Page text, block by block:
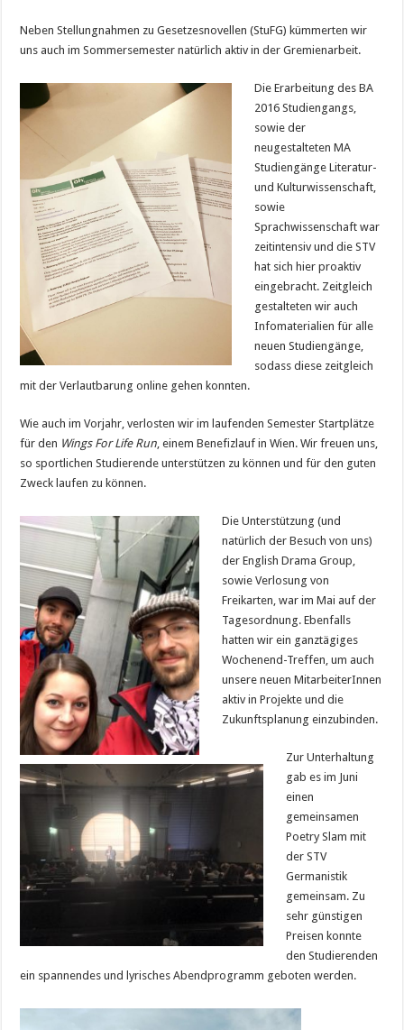
Neben Stellungnahmen zu Gesetzesnovellen (StuFG) kümmerten wir
uns auch im Sommersemester natürlich aktiv in der Gremienarbeit.
Die Erarbeitung des BA
2016 Studiengangs,
sowie der
neugestalteten MA
Studiengänge Literatur-
und Kulturwissenschaft,
sowie
Sprachwissenschaft war
zeitintensiv und die STV
hat sich hier proaktiv
eingebracht. Zeitgleich
gestalteten wir auch
Infomaterialien für alle
neuen Studiengänge,
sodass diese zeitgleich
mit der Verlautbarung online gehen konnten.
Wie auch im Vorjahr, verlosten wir im laufenden Semester Startplätze
für den Wings For Life Run , einem Benefizlauf in Wien. Wir freuen uns,
so sportlichen Studierende unterstützen zu können und für den guten
Zweck laufen zu können.
Die Unterstützung (und
natürlich der Besuch von uns)
der English Drama Group,
sowie Verlosung von
Freikarten, war im Mai auf der
Tagesordnung. Ebenfalls
hatten wir ein ganztägiges
Wochenend-Treffen, um auch
unsere neuen MitarbeiterInnen
aktiv in Projekte und die
Zukunftsplanung einzubinden.
Zur Unterhaltung
gab es im Juni
einen
gemeinsamen
Poetry Slam mit
der STV
Germanistik
gemeinsam. Zu
sehr günstigen
Preisen konnte
den Studierenden
ein spannendes und lyrisches Abendprogramm geboten werden.